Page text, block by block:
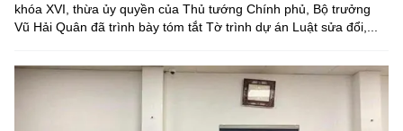
khóa XVI, thừa ủy quyền của Thủ tướng Chính phủ, Bộ trưởng
Vũ Hải Quân đã trình bày tóm tắt Tờ trình dự án Luật sửa đổi,...